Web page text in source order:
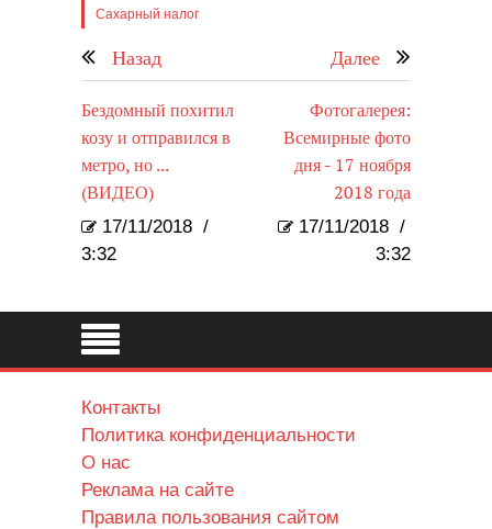
Сахарный налог
Назад Далее
Бездомный похитил
козу и отправился в
метро, ​​но ...
(ВИДЕО)
17/11/2018 /
3:32
Фотогалерея:
Всемирные фото
дня - 17 ноября
2018 года
17/11/2018 /
3:32
Контакты
Политика конфиденциальности
О нас
Реклама на сайте
Правила пользования сайтом